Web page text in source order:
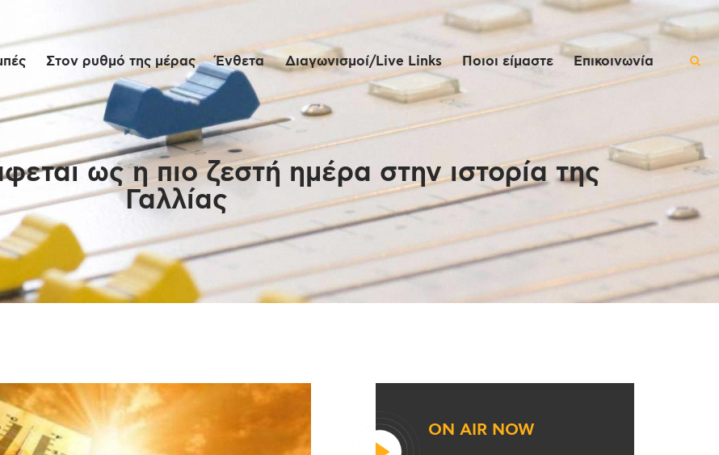
Στον ρυθμό της μέρας Ένθετα Διαγωνισμοί/Live Links Ποιοι είμαστε Επικοινωνία
ως η πιο ζεστή ημέρα στην ιστορία της
Γαλλίας
Αρχική
ρυθμό της
Ένθετα
Live
ON AIR NOW